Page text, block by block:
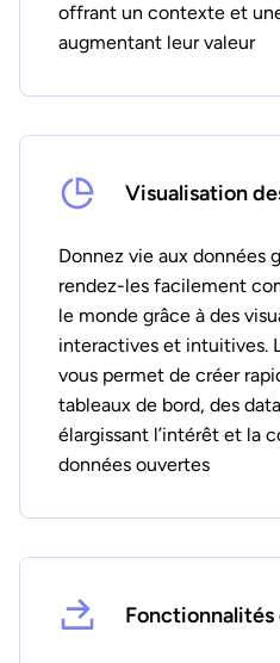
offrant un contexte et
augmentant leur valeur
Visualisation
Donnez vie aux données
rendez-les facilement
le monde grâce à des
interactives et intuitives.
vous permet de créer
tableaux de bord, des
élargissant l’intérêt et la
données ouvertes